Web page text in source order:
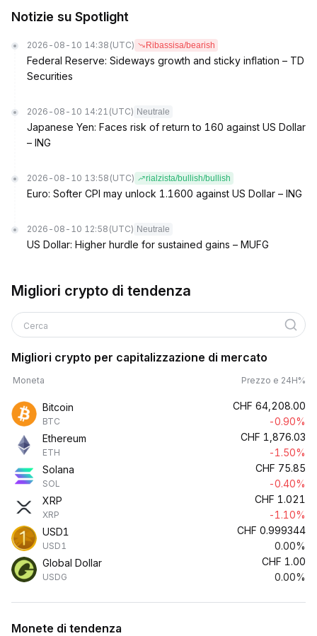
Notizie su Spotlight
2026-08-10 14:38 (UTC) Ribassisa/bearish
Federal Reserve: Sideways growth and sticky inflation – TD
Securities
2026-08-10 14:21 (UTC) Neutrale
Japanese Yen: Faces risk of return to 160 against US Dollar
– ING
2026-08-10 13:58 (UTC) rialzista/bullish/bullish
Euro: Softer CPI may unlock 1.1600 against US Dollar – ING
2026-08-10 12:58 (UTC) Neutrale
US Dollar: Higher hurdle for sustained gains – MUFG
Migliori crypto di tendenza
Cerca
Migliori crypto per capitalizzazione di mercato
Moneta Prezzo e 24H%
Bitcoin
BTC
CHF 64,208.00
-0.90%
Ethereum
ETH
CHF 1,876.03
-1.50%
Solana
SOL
CHF 75.85
-0.40%
XRP
XRP
CHF 1.021
-1.10%
USD1
USD1
CHF 0.999344
0.00%
Global Dollar
USDG
CHF 1.00
0.00%
Monete di tendenza